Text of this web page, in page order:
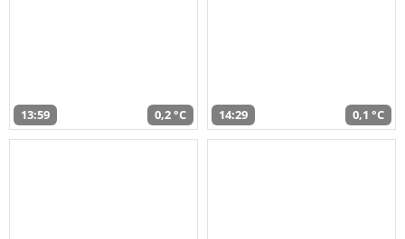
13:59 0,2 °C 14:29 0,1 °C